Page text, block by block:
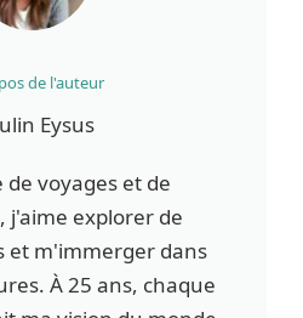
de l'auteur
Eysus
de voyages et de
j'aime explorer de
et m'immerger dans
À 25 ans, chaque